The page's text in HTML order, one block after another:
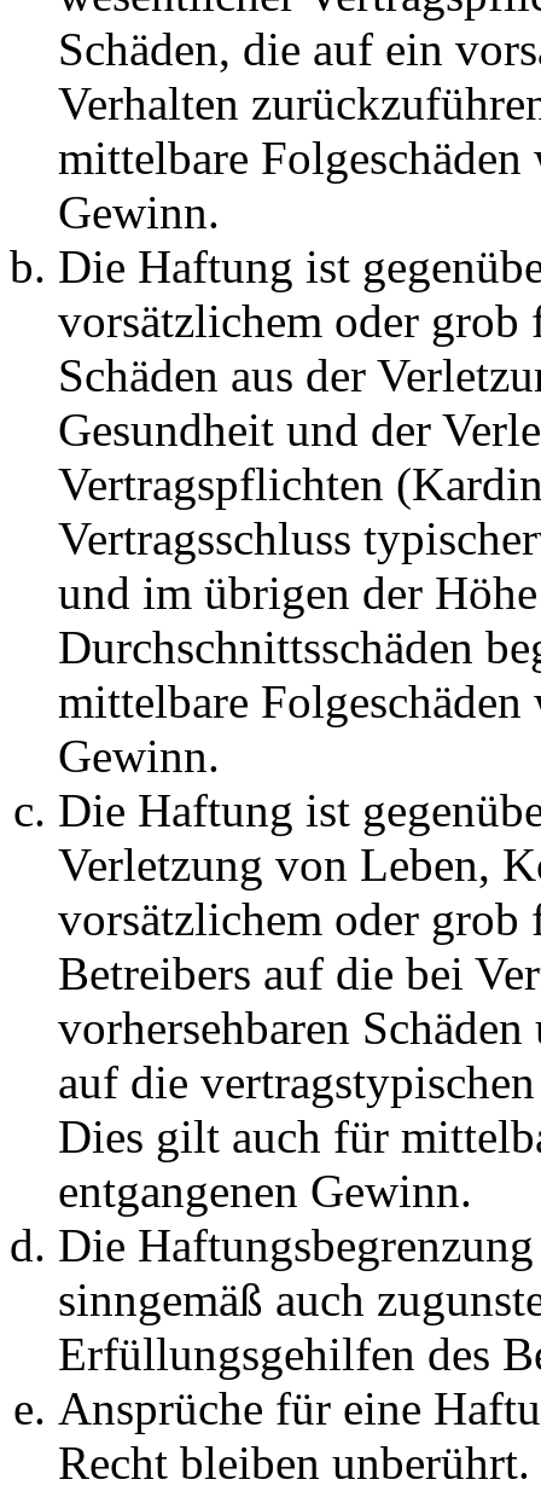
Schäden, die auf ein
Verhalten
mittelbare Folgeschäden
Gewinn.
Die Haftung ist
vorsätzlichem oder grob
Schäden aus der
Gesundheit und der
Vertragspflichten
Vertragsschluss
und im übrigen der
Durchschnittsschäden
mittelbare Folgeschäden
Gewinn.
Die Haftung ist
Verletzung von Leben,
vorsätzlichem oder grob
Betreibers auf die bei
vorhersehbaren
auf die
Dies gilt auch für
entgangenen Gewinn.
Die
sinngemäß auch
Erfüllungsgehilfen des
Ansprüche für eine
Recht bleiben unberührt.